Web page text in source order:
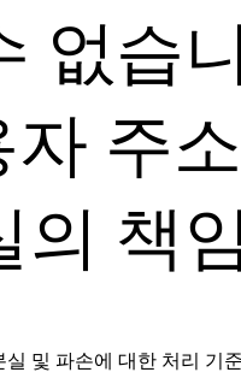
없습
자 주
의 책
실 및 파손에 대한 처리 기